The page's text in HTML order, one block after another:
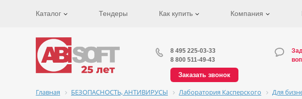
Каталог Тендеры Как купить Компания
8 495 225-03-33
8 800 511-49-43
Заказать звонок
Главная БЕЗОПАСНОСТЬ, АНТИВИРУСЫ Лаборатория Касперского Для